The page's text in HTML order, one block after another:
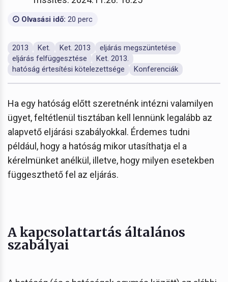
Olvasási idő: 20 perc
2013 Ket. Ket. 2013
eljárás megszüntetése
eljárás felfüggesztése
Ket. 2013.
hatóság értesítési kötelezettsége
Konferenciák
Ha egy hatóság előtt szeretnénk intézni valamilyen
ügyet, feltétlenül tisztában kell lennünk legalább az
alapvető eljárási szabályokkal. Érdemes tudni
például, hogy a hatóság mikor utasíthatja el a
kérelmünket anélkül, illetve, hogy milyen esetekben
függeszthető fel az eljárás.
A kapcsolattartás általános
szabályai